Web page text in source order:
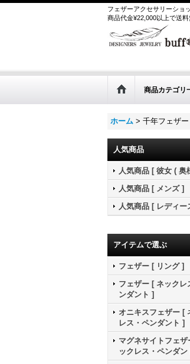
フェザーアクセサリーショ
商品代金¥22,000以上で送
商品カテゴリ
ホーム > 千年フェザ
人気商品
人気商品 [ 彼女 ( 奥
人気商品 [ メンズ ]
人気商品 [ レディー
アイテムで選ぶ
フェザー [ リング ]
フェザー [ ネックレ
ンダント ]
オニキスフェザー [
レス・ペンダント ]
マグネサイトフェ
ックレス・ペンダン